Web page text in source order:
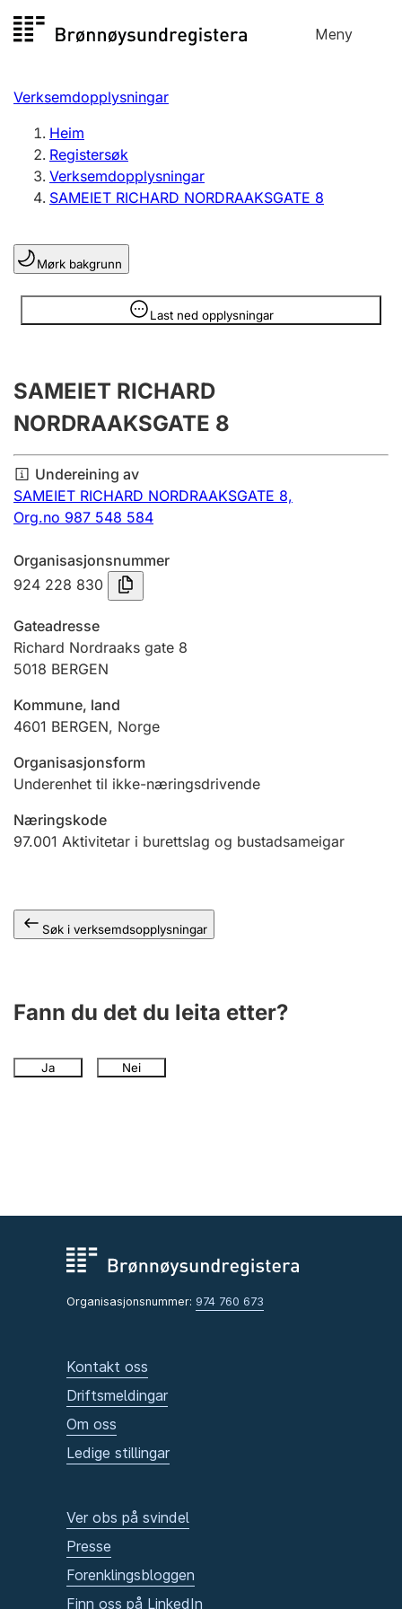
til
Meny
Registersøk
Aksjeselskap
Enkeltpersonføretak
Registrere, endre, slette
Lag og foreining
Registrere, endre, slette
Årsrekneskap
Innsending og forseinkingsgebyr
Tinglysing
Jeger
Ektepaktrettleiaren
Verksemdopplysningar
Heim
Registersøk
Verksemdopplysningar
SAMEIET RICHARD NORDRAAKSGATE 8
Mørk bakgrunn
Last ned opplysningar
Opplysninger er skjult
SAMEIET RICHARD
NORDRAAKSGATE 8
Undereining av
SAMEIET RICHARD NORDRAAKSGATE 8,
Org.no 987 548 584
Organisasjonsnummer
924 228 830
Gateadresse
Richard Nordraaks gate 8
5018 BERGEN
Kommune, land
4601 BERGEN, Norge
Organisasjonsform
Underenhet til ikke-næringsdrivende
Næringskode
97.001 Aktivitetar i burettslag og bustadsameigar
Søk i verksemdsopplysningar
Fann du det du leita etter?
Ja Nei
Organisasjonsnummer: 974 760 673
Kontakt oss
Driftsmeldingar
Om oss
Ledige stillingar
Ver obs på svindel
Presse
Forenklingsbloggen
Finn oss på LinkedIn